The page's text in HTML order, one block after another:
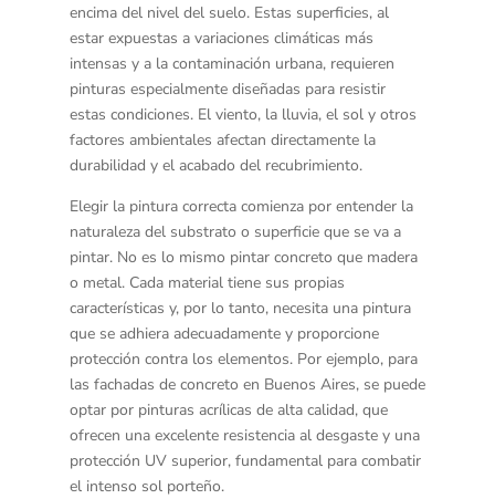
encima del nivel del suelo. Estas superficies, al
estar expuestas a variaciones climáticas más
intensas y a la contaminación urbana, requieren
pinturas especialmente diseñadas para resistir
estas condiciones. El viento, la lluvia, el sol y otros
factores ambientales afectan directamente la
durabilidad y el acabado del recubrimiento.
Elegir la pintura correcta comienza por entender la
naturaleza del substrato o superficie que se va a
pintar. No es lo mismo pintar concreto que madera
o metal. Cada material tiene sus propias
características y, por lo tanto, necesita una pintura
que se adhiera adecuadamente y proporcione
protección contra los elementos. Por ejemplo, para
las fachadas de concreto en Buenos Aires, se puede
optar por pinturas acrílicas de alta calidad, que
ofrecen una excelente resistencia al desgaste y una
protección UV superior, fundamental para combatir
el intenso sol porteño.